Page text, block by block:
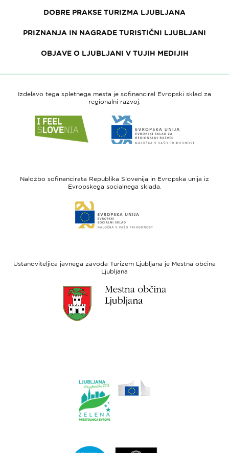
DOBRE PRAKSE TURIZMA LJUBLJANA
PRIZNANJA IN NAGRADE TURISTIČNI LJUBLJANI
OBJAVE O LJUBLJANI V TUJIH MEDIJIH
Izdelavo tega spletnega mesta je sofinanciral Evropski sklad za
regionalni razvoj.
do
spletne
Slovenia
do
spletne
-
regionalni
Naložbo sofinancirata Republika Slovenija in Evropska unija iz
Evropskega socialnega sklada.
do
spletne
sklad
Ustanoviteljica javnega zavoda Turizem Ljubljana je Mestna občina
Ljubljana
spletne